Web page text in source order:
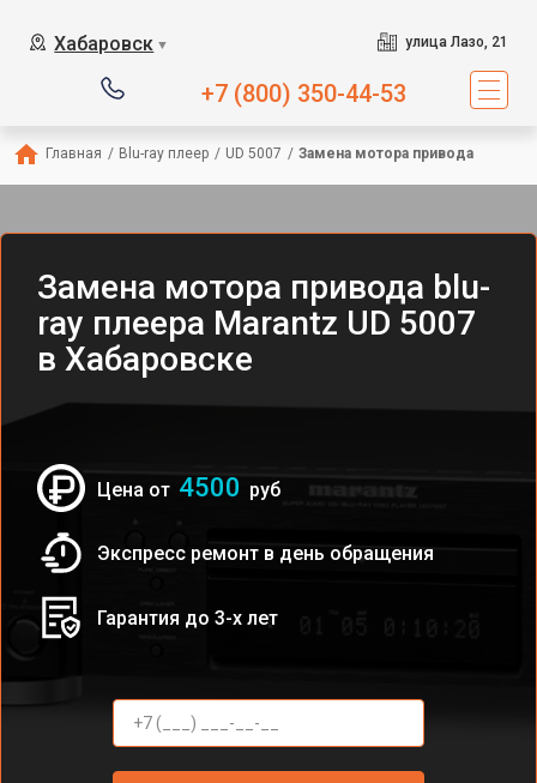
Хабаровск ▼ улица Лазо, 21
+7 (800) 350-44-53
Главная / Blu-ray плеер / UD 5007 / Замена мотора привода
Замена мотора привода blu-
ray плеера Marantz UD 5007
в Хабаровске
Цена от 4500 руб
Экспресс ремонт в день обращения
Гарантия до 3-х лет